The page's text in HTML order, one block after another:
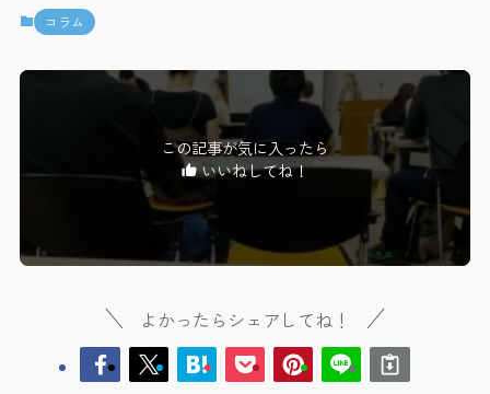
コラム
この記事が気に入ったら
いいねしてね！
よかったらシェアしてね！